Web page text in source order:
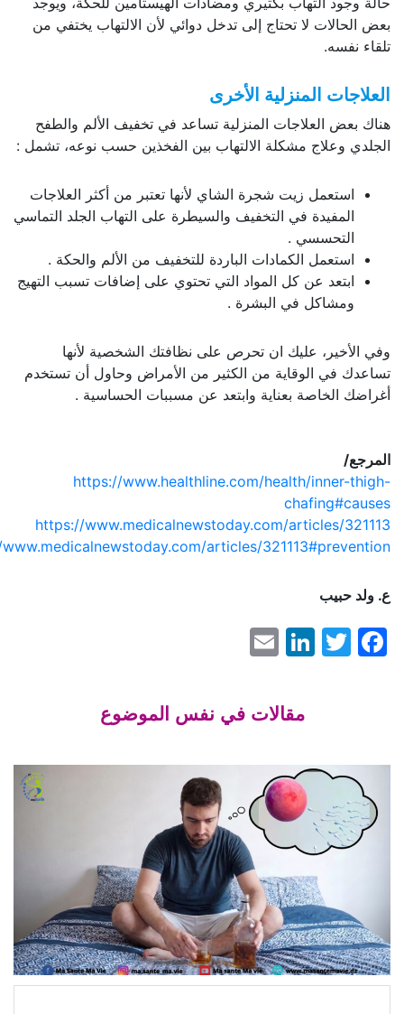
لا تحتاج إلى تدخل دوائي لأن الالتهاب يختفي من
المنزلية الأخرى
العلاجات المنزلية تساعد في تخفيف الألم والطفح
وعلاج مشكلة الالتهاب بين الفخذين حسب نوعه، تشمل :
استعمل زيت شجرة الشاي لأنها تعتبر من أكثر العلاجات
المفيدة في التخفيف والسيطرة على التهاب الجلد التماسي
التحسسي .
استعمل الكمادات الباردة للتخفيف من الألم والحكة .
ابتعد عن كل المواد التي تحتوي على إضافات تسبب التهيج
ومشاكل في البشرة .
عليك ان تحرص على نظافتك الشخصية لأنها
في الوقاية من الكثير من الأمراض وحاول أن تستخدم
الخاصة بعناية وابتعد عن مسببات الحساسية .
https://www.healthline.com/health/inner-
https://www.medicalnewstoday.com/articles/
https://www.medicalnewstoday.com/articles/
حبيب
Facebook
Twitter
LinkedIn
Email
مقالات في نفس الموضوع